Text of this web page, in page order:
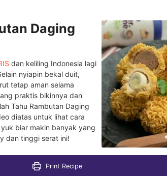
Daging
dan keliling Indonesia lagi
nyiapin bekal duit,
tetap aman selama
praktis bikinnya dan
Tahu Rambutan Daging
diatas untuk lihat cara
biar makin banyak yang
dan tinggi serat ini!
Print Recipe